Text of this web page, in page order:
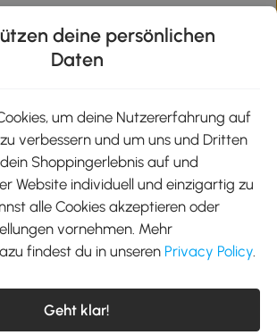
Google Play
Tel.: +49 40 87408465
kontakt@aosom.de
Mo.-Fr. 9:00-17:30 Uhr
deine persönlichen
Daten
um deine Nutzererfahrung auf
verbessern und um uns und Dritten
Shoppingerlebnis auf und
Website individuell und einzigartig zu
alle Cookies akzeptieren oder
vornehmen. Mehr
findest du in unseren Privacy Policy.
Geht klar!